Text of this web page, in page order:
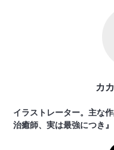
カ
イラストレーター。主な
治癒師、実は最強につき』